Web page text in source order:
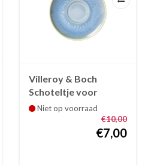
Villeroy & Boch
Schoteltje voor
koffiekop / Ondertas
Crafted Blueberry
Niet op voorraad
€10,00
€7,00